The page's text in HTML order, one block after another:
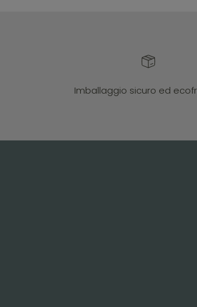
Imballaggio sicuro ed